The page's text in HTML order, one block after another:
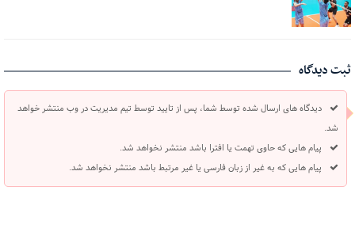
ثبت دیدگاه
دیدگاه های ارسال شده توسط شما، پس از تایید توسط تیم مدیریت در وب منتشر خواهد
شد.
پیام هایی که حاوی تهمت یا افترا باشد منتشر نخواهد شد.
پیام هایی که به غیر از زبان فارسی یا غیر مرتبط باشد منتشر نخواهد شد.